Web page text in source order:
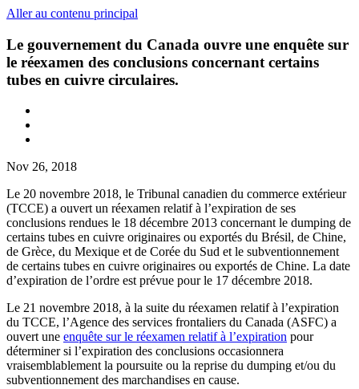
Aller au contenu principal
Le gouvernement du Canada ouvre une enquête sur
le réexamen des conclusions concernant certains
tubes en cuivre circulaires.
Nov 26, 2018
Le 20 novembre 2018, le Tribunal canadien du commerce extérieur
(TCCE) a ouvert un réexamen relatif à l’expiration de ses
conclusions rendues le 18 décembre 2013 concernant le dumping de
certains tubes en cuivre originaires ou exportés du Brésil, de Chine,
de Grèce, du Mexique et de Corée du Sud et le subventionnement
de certains tubes en cuivre originaires ou exportés de Chine. La date
d’expiration de l’ordre est prévue pour le 17 décembre 2018.
Le 21 novembre 2018, à la suite du réexamen relatif à l’expiration
du TCCE, l’Agence des services frontaliers du Canada (ASFC) a
ouvert une enquête sur le réexamen relatif à l’expiration pour
déterminer si l’expiration des conclusions occasionnera
vraisemblablement la poursuite ou la reprise du dumping et/ou du
subventionnement des marchandises en cause.